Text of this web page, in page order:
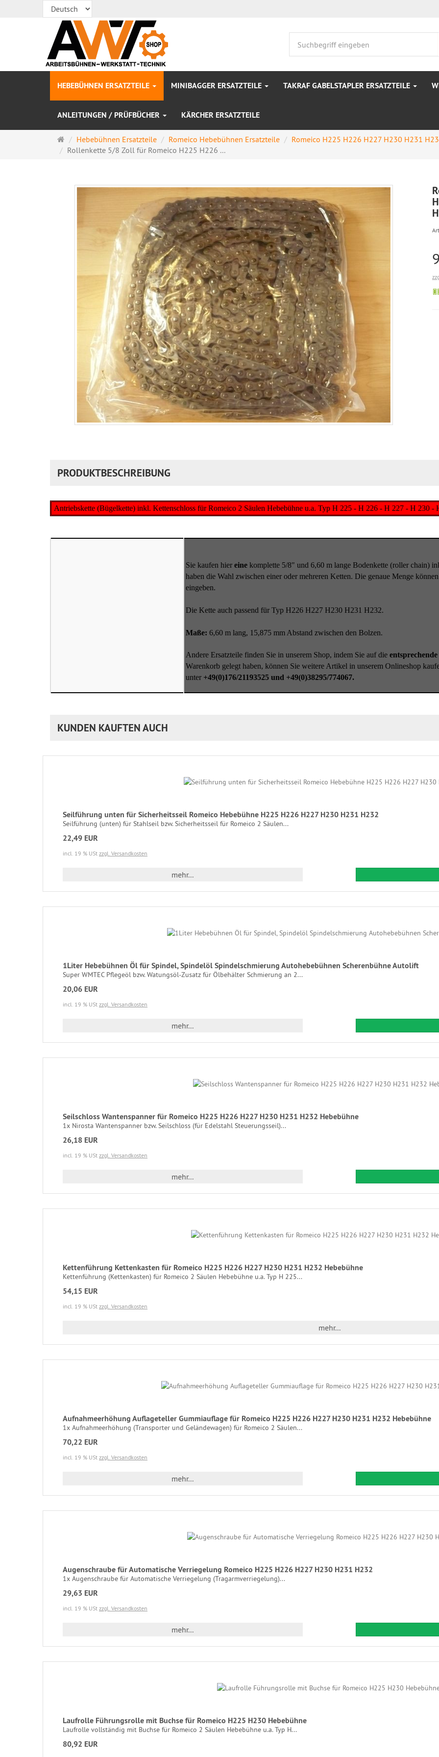
HEBEBÜHNEN ERSATZTEILE MINIBAGGER ERSATZTEILE TAKRAF GABELSTAPLER ERSATZTEILE
ANLEITUNGEN / PRÜFBÜCHER KÄRCHER ERSATZTEILE
Startseite
Hebebühnen Ersatzteile Romeico Hebebühnen Ersatzteile
Romeico H225 H226 H227 H230 H231
Rollenkette 5/8 Zoll für Romeico H225 H226 ...
PRODUKTBESCHREIBUNG
Antriebskette (Bügelkette) inkl. Kettenschloss für Romeico 2 Säulen Hebebühne u.a. Typ H 225 - H 226 - H 227 - H 230
Sie kaufen hier eine komplette 5/8" und 6,60 m lange Bodenkette (roller chain)
haben die Wahl zwischen einer oder mehreren Ketten. Die genaue Menge
eingeben.
Die Kette auch passend für Typ H226 H227 H230 H231 H232.
Maße: 6,60 m lang, 15,875 mm Abstand zwischen den Bolzen.
Andere Ersatzteile finden Sie in unserem Shop, indem Sie auf die
Warenkorb gelegt haben, können Sie weitere Artikel in unserem Onlineshop
unter +49(0)176/21193525 und +49(0)38295/774067.
KUNDEN KAUFTEN AUCH
Seilführung unten für Sicherheitsseil Romeico Hebebühne H225 H226 H227 H230 H231 H232
Seilführung (unten) für Stahlseil bzw. Sicherheitsseil für Romeico 2 Säulen...
22,49 EUR
incl. 19 % USt zzgl. Versandkosten
mehr...
1Liter Hebebühnen Öl für Spindel, Spindelöl Spindelschmierung Autohebebühnen Scherenbühne Autolift
Super WMTEC Pflegeöl bzw. Watungsöl-Zusatz für Ölbehälter Schmierung an 2...
20,06 EUR
incl. 19 % USt zzgl. Versandkosten
mehr...
Seilschloss Wantenspanner für Romeico H225 H226 H227 H230 H231 H232 Hebebühne
1x Nirosta Wantenspanner bzw. Seilschloss (für Edelstahl Steuerungsseil)...
26,18 EUR
incl. 19 % USt zzgl. Versandkosten
mehr...
Kettenführung Kettenkasten für Romeico H225 H226 H227 H230 H231 H232 Hebebühne
Kettenführung (Kettenkasten) für Romeico 2 Säulen Hebebühne u.a. Typ H 225...
54,15 EUR
incl. 19 % USt zzgl. Versandkosten
mehr...
Aufnahmeerhöhung Auflageteller Gummiauflage für Romeico H225 H226 H227 H230 H231 H232 Hebebühne
1x Aufnahmeerhöhung (Transporter und Geländewagen) für Romeico 2 Säulen...
70,22 EUR
incl. 19 % USt zzgl. Versandkosten
mehr...
Augenschraube für Automatische Verriegelung Romeico H225 H226 H227 H230 H231 H232
1x Augenschraube für Automatische Verriegelung (Tragarmverriegelung)...
29,63 EUR
incl. 19 % USt zzgl. Versandkosten
mehr...
Laufrolle Führungsrolle mit Buchse für Romeico H225 H230 Hebebühne
Laufrolle vollständig mit Buchse für Romeico 2 Säulen Hebebühne u.a. Typ H...
80,92 EUR